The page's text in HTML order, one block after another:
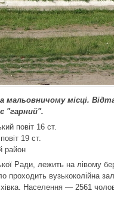
мальовничому місці.
"гарний".
повіт 16 ст.
19 ст.
район
Ради, лежить на лівому
вузькоколійна
Населення — 2561